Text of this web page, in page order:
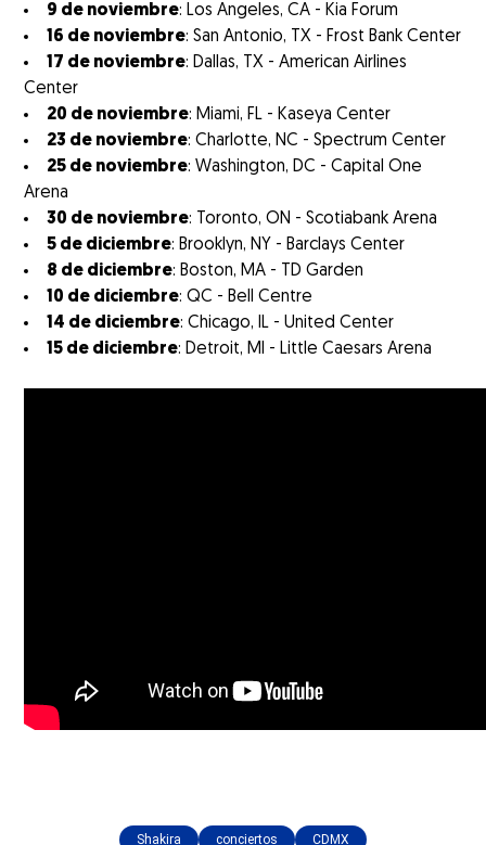
9 de noviembre: Los Angeles, CA - Kia Forum
16 de noviembre: San Antonio, TX - Frost Bank Center
17 de noviembre: Dallas, TX - American Airlines
Center
20 de noviembre: Miami, FL - Kaseya Center
23 de noviembre: Charlotte, NC - Spectrum Center
25 de noviembre: Washington, DC - Capital One
Arena
30 de noviembre: Toronto, ON - Scotiabank Arena
5 de diciembre: Brooklyn, NY - Barclays Center
8 de diciembre: Boston, MA - TD Garden
10 de diciembre: QC - Bell Centre
14 de diciembre: Chicago, IL - United Center
15 de diciembre: Detroit, MI - Little Caesars Arena
Shakira conciertos CDMX